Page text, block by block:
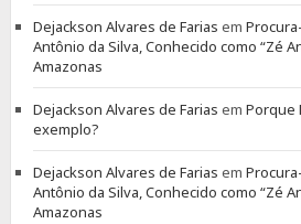
Dejackson Alvares de Farias em
Antônio da Silva, Conhecido como “Zé
Amazonas
Dejackson Alvares de Farias em Porque
exemplo?
Dejackson Alvares de Farias em
Antônio da Silva, Conhecido como “Zé
Amazonas